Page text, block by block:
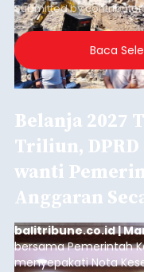
Submitted bycontributor
Baca
Belanja 2027
Triliun,
wanti
Anggaran
balitribune.co.id |
bersama Pemerintah
menyepakati Nota